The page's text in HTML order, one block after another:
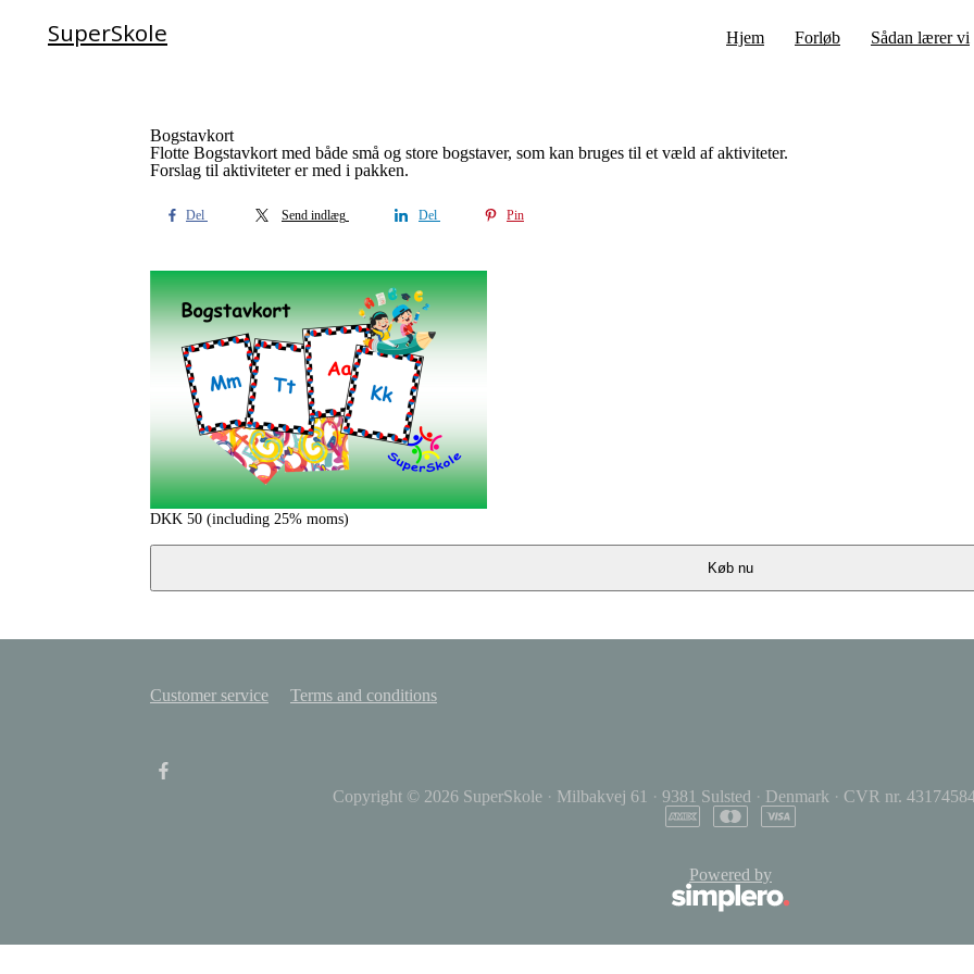
SuperSkole Hjem Forløb Sådan lærer vi
Bogstavkort
Flotte Bogstavkort med både små og store bogstaver, som kan bruges til et væld af aktiviteter.
Forslag til aktiviteter er med i pakken.
Del Send indlæg Del Pin
DKK 50 (including 25% moms)
Køb nu
Customer service Terms and conditions
Copyright © 2026 SuperSkole · Milbakvej 61 · 9381 Sulsted · Denmark · CVR nr.
Powered by